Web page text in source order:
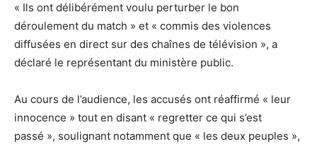
« Ils ont délibérément voulu perturber le bon
déroulement du match » et « commis des violences
diffusées en direct sur des chaînes de télévision », a
déclaré le représentant du ministère public.
Au cours de l’audience, les accusés ont réaffirmé « leur
innocence » tout en disant « regretter ce qui s’est
passé », soulignant notamment que « les deux peuples »,